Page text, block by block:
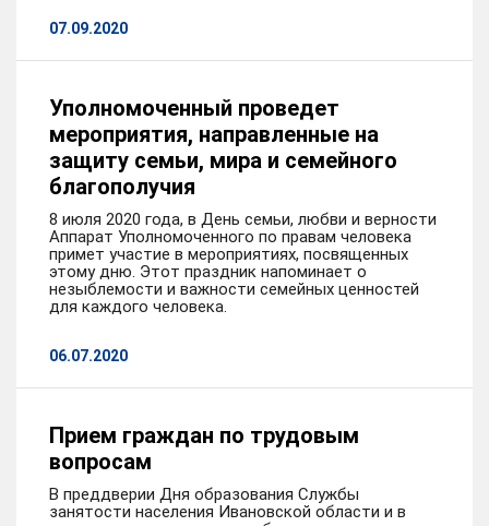
07.09.2020
Уполномоченный проведет
мероприятия, направленные на
защиту семьи, мира и семейного
благополучия
8 июля 2020 года, в День семьи, любви и верности
Аппарат Уполномоченного по правам человека
примет участие в мероприятиях, посвященных
этому дню. Этот праздник напоминает о
незыблемости и важности семейных ценностей
для каждого человека.
06.07.2020
Прием граждан по трудовым
вопросам
В преддверии Дня образования Службы
занятости населения Ивановской области и в